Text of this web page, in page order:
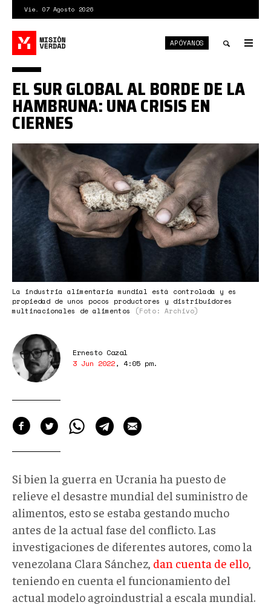
contenido
principal
Vie. 07 Agosto 2026
search
APÓYANOS
crisis-
alimentaria.jpg
La industria alimentaria mundial está controlada y es
propiedad de unos pocos productores y distribuidores
multinacionales de alimentos
(Foto: Archivo)
EL SUR GLOBAL AL BORDE DE LA
HAMBRUNA: UNA CRISIS EN
CIERNES
Ernesto Cazal
3 Jun 2022, 4:05 pm.
Si bien la guerra en Ucrania ha puesto de
relieve el desastre mundial del suministro de
alimentos, esto se estaba gestando mucho
antes de la actual fase del conflicto. Las
investigaciones de diferentes autores, como la
venezolana Clara Sánchez, dan cuenta de ello
teniendo en cuenta el funcionamiento del
actual modelo agroindustrial a escala mundial.